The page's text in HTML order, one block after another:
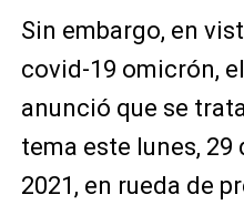
Sin embargo, en
covid-19 omicrón,
anunció que se
tema este lunes, 29
2021, en rueda de